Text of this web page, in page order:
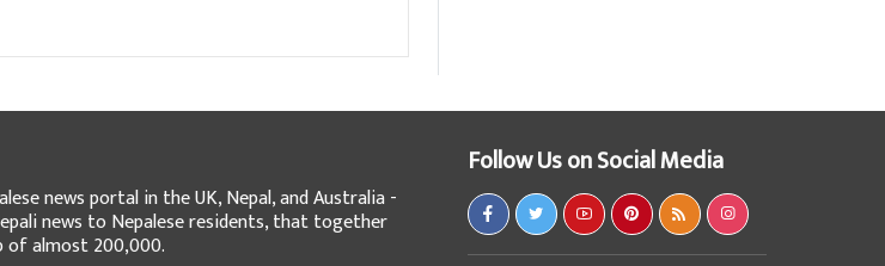
news portal in the UK, Nepal, and Australia -
news to Nepalese residents, that together
of almost 200,000.
Follow Us on Social Media